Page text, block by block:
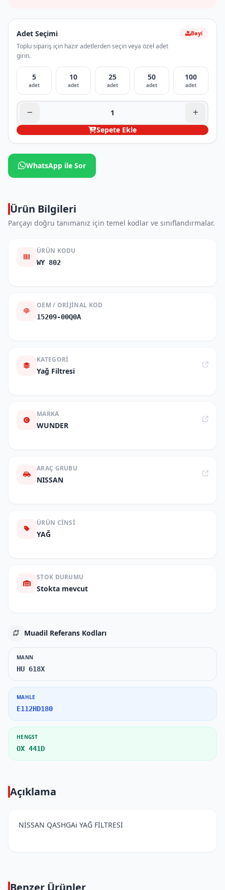
Adet Seçimi
Toplu sipariş için hazır adetlerden seçin veya özel adet
girin.
Bayi
5
adet
10
adet
25
adet
50
adet
100
adet
Sepete Ekle
WhatsApp ile Sor
Ürün Bilgileri
Parçayı doğru tanımanız için temel kodlar ve sınıflandırmalar.
ÜRÜN KODU
WY 802
OEM / ORIJINAL KOD
15209-00Q0A
KATEGORI
Yağ Filtresi
MARKA
WUNDER
ARAÇ GRUBU
NISSAN
ÜRÜN CINSI
YAĞ
STOK DURUMU
Stokta mevcut
Muadil Referans Kodları
MANN
HU 618X
MAHLE
E112HD180
HENGST
OX 441D
Açıklama
NİSSAN QASHGAi YAĞ FİLTRESİ
Benzer Ürünler